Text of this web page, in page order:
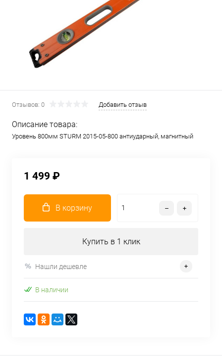
Отзывов: 0 Добавить отзыв
Описание товара:
Уровень 800мм STURM 2015-05-800 антиударный, магнитный
1 499 ₽
В корзину
Купить в 1 клик
Нашли дешевле
В наличии